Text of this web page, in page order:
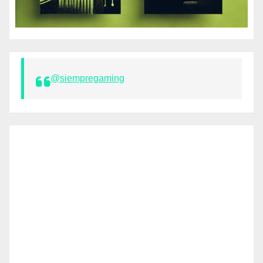
@siempregaming